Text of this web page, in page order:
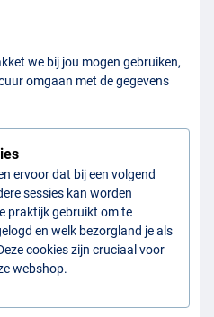
we bij jou mogen gebruiken,
omgaan met de gegevens
ervoor dat bij een volgend
sessies kan worden
praktijk gebruikt om te
en welk bezorgland je als
cookies zijn cruciaal voor
webshop.